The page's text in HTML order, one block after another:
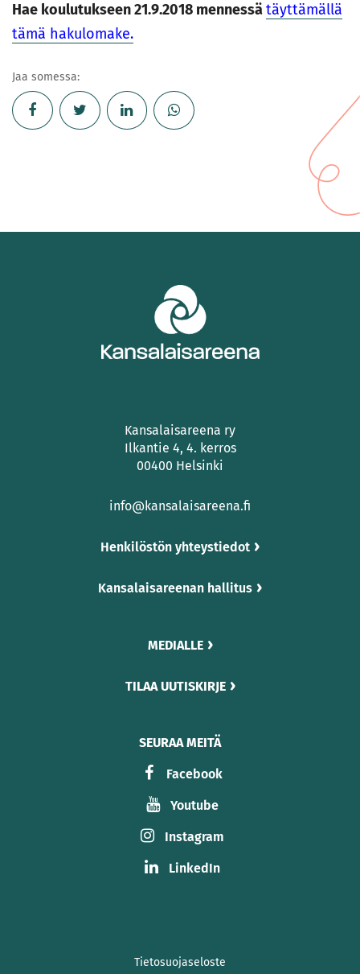
Hae koulutukseen 21.9.2018 mennessätäyttämällä
tämä hakulomake.
Jaa somessa:
Kansalaisareena ry
Ilkantie 4, 4. kerros
00400 Helsinki
info@kansalaisareena.fi
Henkilöstön yhteystiedot
Kansalaisareenan hallitus
MEDIALLE
TILAA UUTISKIRJE
SEURAA MEITÄ
Facebook
Youtube
Instagram
LinkedIn
Tietosuojaseloste